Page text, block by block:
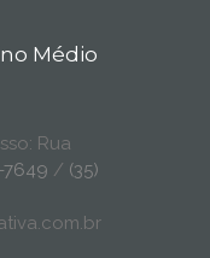
Médio
Rua
7649 / (35)